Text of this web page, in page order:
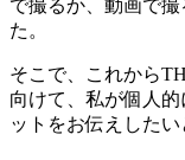
で撮るか、動画で
た。
そこで、これから
向けて、私が個人
ットをお伝えしたい